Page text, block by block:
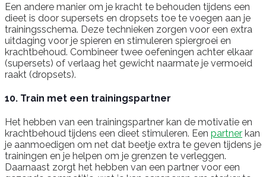
Een andere manier om je kracht te behouden tijdens een
dieet is door supersets en dropsets toe te voegen aan je
trainingsschema. Deze technieken zorgen voor een extra
uitdaging voor je spieren en stimuleren spiergroei en
krachtbehoud. Combineer twee oefeningen achter elkaar
(supersets) of verlaag het gewicht naarmate je vermoeid
raakt (dropsets).
10. Train met een trainingspartner
Het hebben van een trainingspartner kan de motivatie en
krachtbehoud tijdens een dieet stimuleren. Een partner kan
je aanmoedigen om net dat beetje extra te geven tijdens je
trainingen en je helpen om je grenzen te verleggen.
Daarnaast zorgt het hebben van een partner voor een